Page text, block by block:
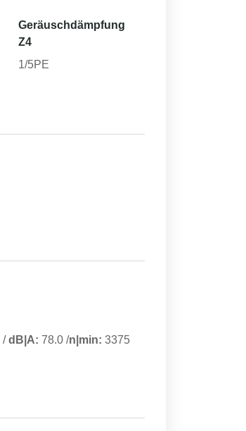
Geräuschdämpfung
Z4
1/5PE
/dB|A: 78.0 /n|min: 3375